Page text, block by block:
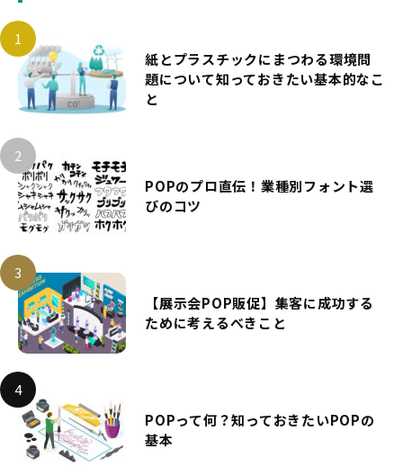
紙とプラスチックにまつわる環境問
題について知っておきたい基本的なこ
と
POPのプロ直伝！業種別フォント選
びのコツ
【展示会POP販促】集客に成功する
ために考えるべきこと
POPって何？知っておきたいPOPの
基本